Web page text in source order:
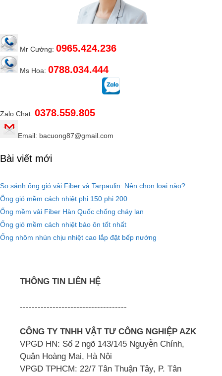
Mr Cường: 0965.424.236
Ms Hoa: 0788.034.444
Zalo Chat: 0378.559.805
Email: bacuong87@gmail.com
Bài viết mới
So sánh ống gió vải Fiber và Tarpaulin: Nên chọn loại nào?
Ống gió mềm cách nhiệt phi 150 phi 200
Ống mềm vải Fiber Hàn Quốc chống cháy lan
Ống gió mềm cách nhiệt bảo ôn tốt nhất
Ống nhôm nhún chịu nhiệt cao lắp đặt bếp nướng
THÔNG TIN LIÊN HỆ
------------------------------------
CÔNG TY TNHH VẬT TƯ CÔNG NGHIỆP AZK
VPGD HN: Số 2 ngõ 143/145 Nguyễn Chính,
Quận Hoàng Mai, Hà Nội
VPGD TPHCM: 22/7 Tân Thuận Tây, P. Tân